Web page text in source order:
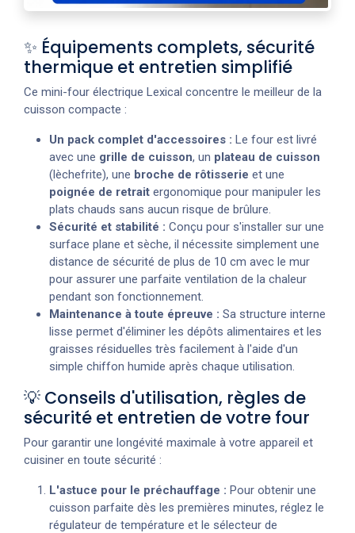
✨ Équipements complets, sécurité
thermique et entretien simplifié
Ce mini-four électrique Lexical concentre le meilleur de la
cuisson compacte :
Un pack complet d'accessoires : Le four est livré
avec une grille de cuisson, un plateau de cuisson
(lèchefrite), une broche de rôtisserie et une
poignée de retrait ergonomique pour manipuler les
plats chauds sans aucun risque de brûlure.
Sécurité et stabilité : Conçu pour s'installer sur une
surface plane et sèche, il nécessite simplement une
distance de sécurité de plus de 10 cm avec le mur
pour assurer une parfaite ventilation de la chaleur
pendant son fonctionnement.
Maintenance à toute épreuve : Sa structure interne
lisse permet d'éliminer les dépôts alimentaires et les
graisses résiduelles très facilement à l'aide d'un
simple chiffon humide après chaque utilisation.
💡 Conseils d'utilisation, règles de
sécurité et entretien de votre four
Pour garantir une longévité maximale à votre appareil et
cuisiner en toute sécurité :
L'astuce pour le préchauffage : Pour obtenir une
cuisson parfaite dès les premières minutes, réglez le
régulateur de température et le sélecteur de